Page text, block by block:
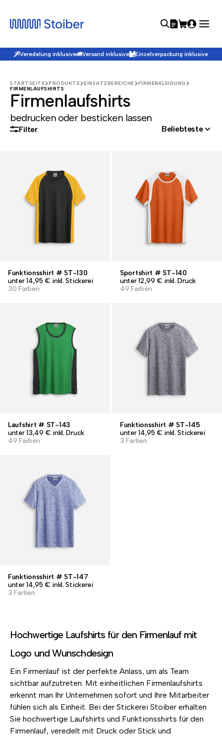
Veredelung inklusive Versand inklusive Einzelverpackung inklusive
STARTSEITE PRODUKTE EINSATZBEREICHE
FIRMENKLEIDUNG
FIRMENLAUFSHIRTS
Firmenlaufshirts
bedrucken oder besticken lassen
Filter Beliebteste
Funktionsshirt # ST-130
unter 14,95 € inkl. Stickerei
30 Farben
Sportshirt # ST-140
unter 12,99 € inkl. Druck
49 Farben
Laufshirt # ST-143
unter 13,49 € inkl. Druck
49 Farben
Funktionsshirt # ST-145
unter 14,95 € inkl. Stickerei
3 Farben
Funktionsshirt # ST-147
unter 14,95 € inkl. Stickerei
3 Farben
Hochwertige Laufshirts für den Firmenlauf mit
Logo und Wunschdesign
Ein Firmenlauf ist der perfekte Anlass, um als Team
sichtbar aufzutreten. Mit einheitlichen Firmenlaufshirts
erkennt man Ihr Unternehmen sofort und Ihre Mitarbeiter
fühlen sich als Einheit. Bei der Stickerei Stoiber erhalten
Sie hochwertige Laufshirts und Funktionsshirts für den
Firmenlauf, veredelt mit Druck oder Stick und